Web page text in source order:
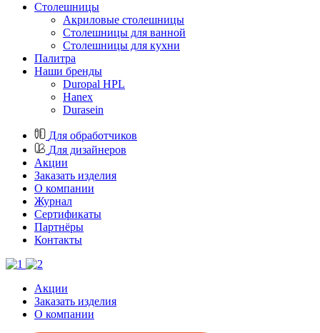
Столешницы
Акриловые столешницы
Столешницы для ванной
Столешницы для кухни
Палитра
Наши бренды
Duropal HPL
Hanex
Durasein
Для обработчиков
Для дизайнеров
Акции
Заказать изделия
О компании
Журнал
Cертификаты
Партнёры
Контакты
Акции
Заказать изделия
О компании